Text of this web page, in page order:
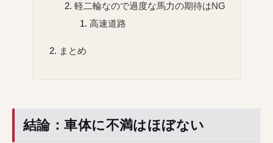
軽二輪なので過度な馬力の期待はNG
高速道路
まとめ
結論：車体に不満はほぼない